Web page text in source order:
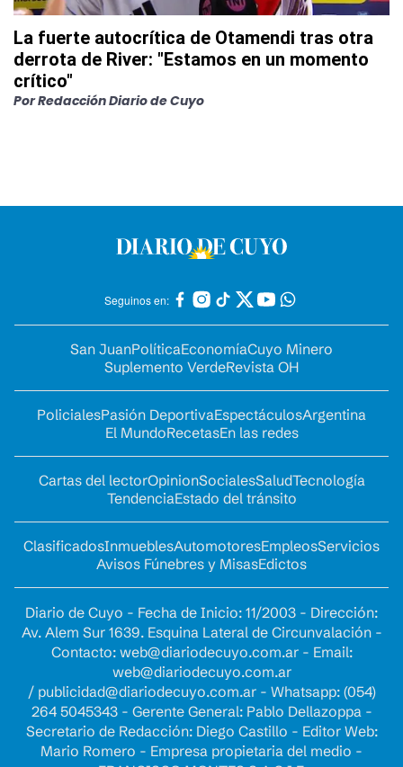
La fuerte autocrítica de Otamendi tras otra
derrota de River: "Estamos en un momento
crítico"
PorRedacción Diario de Cuyo
Seguinos en:
San JuanPolíticaEconomíaCuyo Minero
Suplemento VerdeRevista OH
PolicialesPasión DeportivaEspectáculosArgentina
El MundoRecetasEn las redes
Cartas del lectorOpinionSocialesSaludTecnología
TendenciaEstado del tránsito
ClasificadosInmueblesAutomotoresEmpleosServicios
Avisos Fúnebres y MisasEdictos
Diario de Cuyo - Fecha de Inicio: 11/2003 - Dirección:
Av. Alem Sur 1639. Esquina Lateral de Circunvalación -
Contacto: web@diariodecuyo.com.ar- Email:
web@diariodecuyo.com.ar
/ publicidad@diariodecuyo.com.ar- Whatsapp: (054)
264 5045343 - Gerente General: Pablo Dellazoppa -
Secretario de Redacción: Diego Castillo - Editor Web:
Mario Romero - Empresa propietaria del medio -